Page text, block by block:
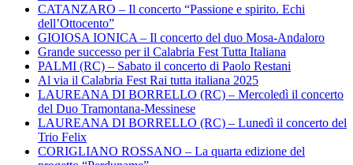
CATANZARO – Il concerto “Passione e spirito. Echi
dell’Ottocento”
GIOIOSA IONICA – Il concerto del duo Mosa-Andaloro
Grande successo per il Calabria Fest Tutta Italiana
PALMI (RC) – Sabato il concerto di Paolo Restani
Al via il Calabria Fest Rai tutta italiana 2025
LAUREANA DI BORRELLO (RC) – Mercoledì il concerto
del Duo Tramontana-Messinese
LAUREANA DI BORRELLO (RC) – Lunedì il concerto del
Trio Felix
CORIGLIANO ROSSANO – La quarta edizione del